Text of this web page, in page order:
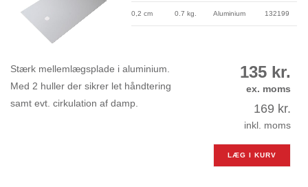
0,2 cm 0.7 kg. Aluminium 132199
Stærk mellemlægsplade i aluminium.
Med 2 huller der sikrer let håndtering
samt evt. cirkulation af damp.
135 kr.
ex. moms
169 kr.
inkl. moms
LÆG I KURV